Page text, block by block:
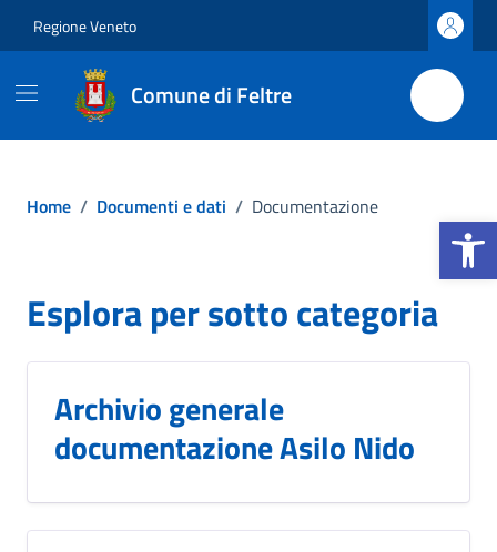
Apri la
Regione Veneto
Comune di Feltre
Home / Documenti e dati / Documentazione
Esplora per sotto categoria
Archivio generale
documentazione Asilo Nido